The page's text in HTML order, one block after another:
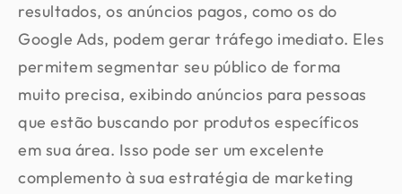
resultados, os anúncios pagos, como os do
Google Ads, podem gerar tráfego imediato. Eles
permitem segmentar seu público de forma
muito precisa, exibindo anúncios para pessoas
que estão buscando por produtos específicos
em sua área. Isso pode ser um excelente
complemento à sua estratégia de marketing